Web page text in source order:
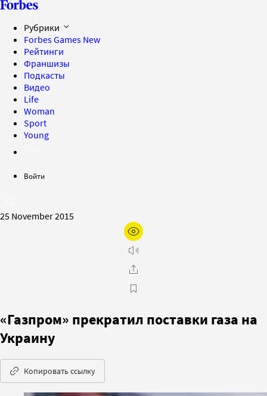
Рубрики
Forbes Games New
Рейтинги
Франшизы
Подкасты
Видео
Life
Woman
Sport
Young
Войти
25 November 2015
«Газпром» прекратил поставки газа на
Украину
Копировать ссылку